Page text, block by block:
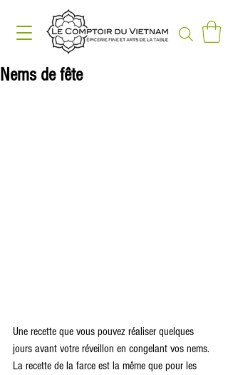
Nems de fête
Une recette que vous pouvez réaliser quelques
jours avant votre réveillon en congelant vos nems.
La recette de la farce est la même que pour les